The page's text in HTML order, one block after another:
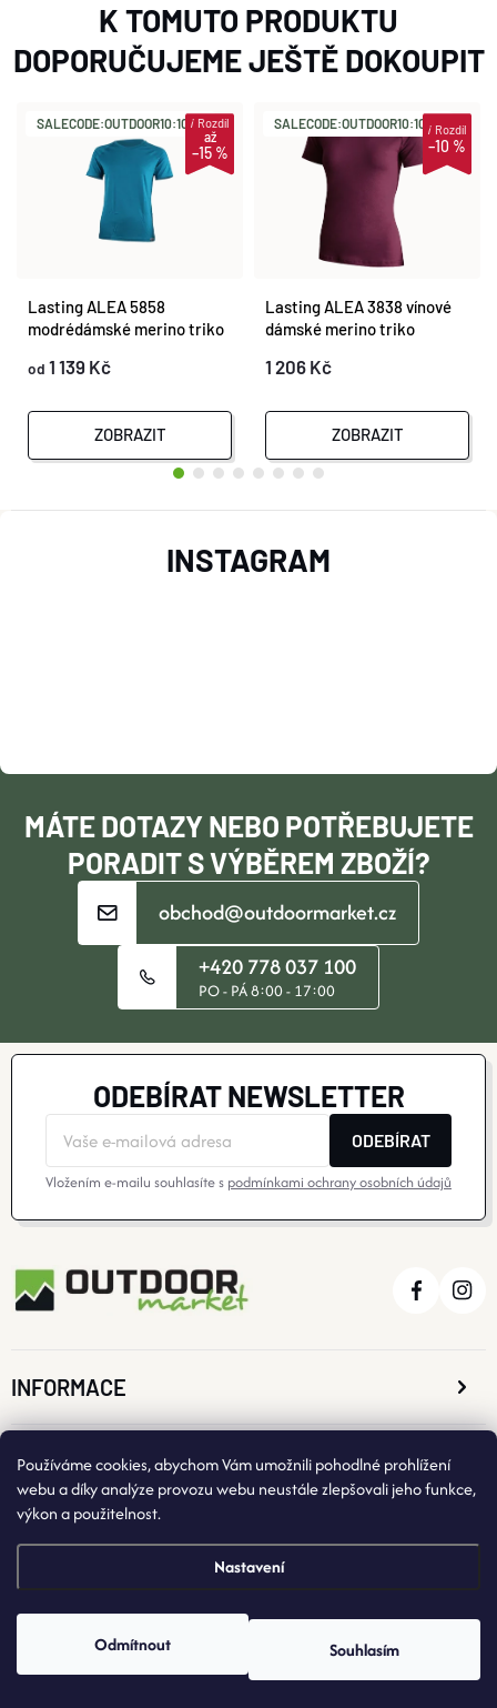
Používáme cookies, abychom Vám umožnili pohodlné prohlížení
webu a díky analýze provozu webu neustále zlepšovali jeho funkce,
výkon a použitelnost.
Nastavení
Odmítnout Souhlasím
K TOMUTO PRODUKTU
DOPORUČUJEME JEŠTĚ DOKOUPIT
SALECODE:OUTDOOR10:10:%
až
–15 %
iRozdíl
Lasting ALEA 5858
modrédámské merino triko
od 1 139 Kč
ZOBRAZIT
SALECODE:OUTDOOR10:10:%
–10 %
iRozdíl
Lasting ALEA 3838 vínové
dámské merino triko
1 206 Kč
ZOBRAZIT
T
MÁTE DOTAZY NEBO POTŘEBUJETE
PORADIT S VÝBĚREM ZBOŽÍ?
obchod@outdoormarket.cz
+420 778 037 100
PO - PÁ 8:00 - 17:00
INSTAGRAM
ODEBÍRAT NEWSLETTER
ODEBÍRAT
Vložením e-mailu souhlasíte s podmínkami ochrany osobních údajů
INFORMACE
O NÁKUPU
Copyright 2026OutdoorMarket . Všechna práva vyhrazena.